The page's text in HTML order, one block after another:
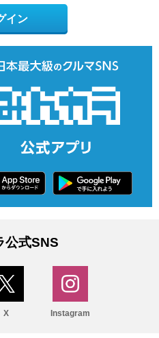
イン
公式SNS
X Instagram